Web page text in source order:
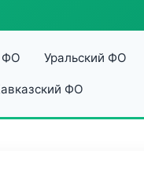
ФО Уральский ФО
ФО